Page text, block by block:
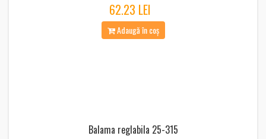
62.23 LEI
Adaugă în coș
Balama reglabila 25-315